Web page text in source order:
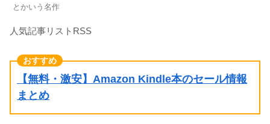
とかいう名作
人気記事リストRSS
【無料・激安】Amazon Kindle本のセール情報
まとめ